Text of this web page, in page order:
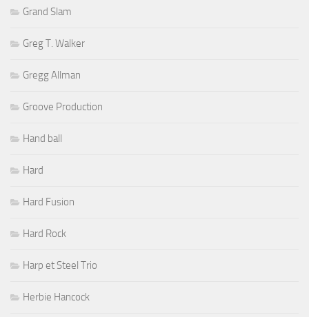
Grand Slam
Greg T. Walker
Gregg Allman
Groove Production
Hand ball
Hard
Hard Fusion
Hard Rock
Harp et Steel Trio
Herbie Hancock